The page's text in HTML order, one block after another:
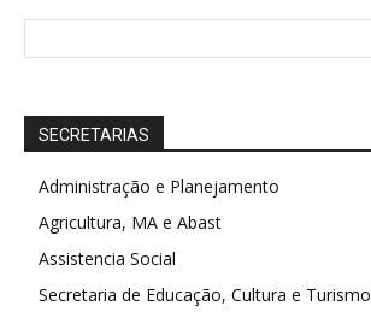
SECRETARIAS
Administração e Planejamento
Agricultura, MA e Abast
Assistencia Social
Secretaria de Educação, Cultura e Turismo